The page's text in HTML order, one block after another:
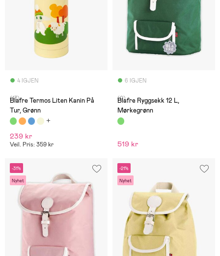
4 IGJEN
(13)
Blafre Termos Liten Kanin På
Tur, Grønn
239 kr
Veil. Pris: 359 kr
6 IGJEN
(0)
Blafre Ryggsekk 12 L,
Mørkegrønn
519 kr
-31%
Nyhet
-21%
Nyhet